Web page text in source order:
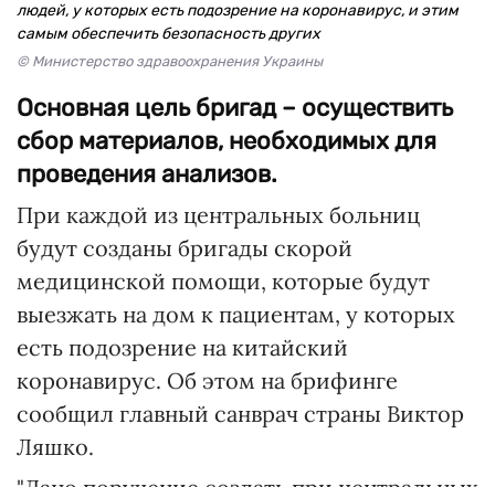
людей, у которых есть подозрение на коронавирус, и этим
самым обеспечить безопасность других
© Министерство здравоохранения Украины
Основная цель бригад – осуществить
сбор материалов, необходимых для
проведения анализов.
При каждой из центральных больниц
будут созданы бригады скорой
медицинской помощи, которые будут
выезжать на дом к пациентам, у которых
есть подозрение на китайский
коронавирус. Об этом на брифинге
сообщил главный санврач страны Виктор
Ляшко.